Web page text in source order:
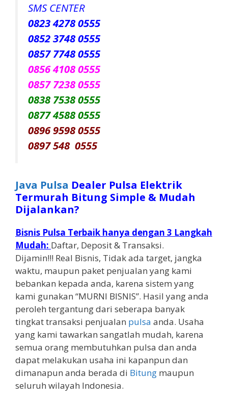
SMS CENTER
0823 4278 0555
0852 3748 0555
0857 7748 0555
0856 4108 0555
0857 7238 0555
0838 7538 0555
0877 4588 0555
0896 9598 0555
0897 548 0555
Java Pulsa Dealer Pulsa Elektrik
Termurah Bitung Simple & Mudah
Dijalankan?
Bisnis Pulsa Terbaik hanya dengan 3 Langkah
Mudah: Daftar, Deposit & Transaksi.
Dijamin!!! Real Bisnis, Tidak ada target, jangka
waktu, maupun paket penjualan yang kami
bebankan kepada anda, karena sistem yang
kami gunakan “MURNI BISNIS”. Hasil yang anda
peroleh tergantung dari seberapa banyak
tingkat transaksi penjualan pulsa anda. Usaha
yang kami tawarkan sangatlah mudah, karena
semua orang membutuhkan pulsa dan anda
dapat melakukan usaha ini kapanpun dan
dimanapun anda berada di Bitung maupun
seluruh wilayah Indonesia.